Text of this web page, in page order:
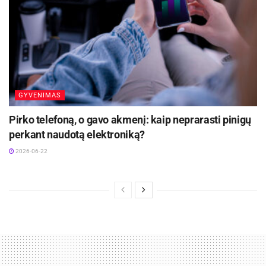
GYVENIMAS
Pirko telefoną, o gavo akmenį: kaip neprarasti pinigų
perkant naudotą elektroniką?
2026-06-22